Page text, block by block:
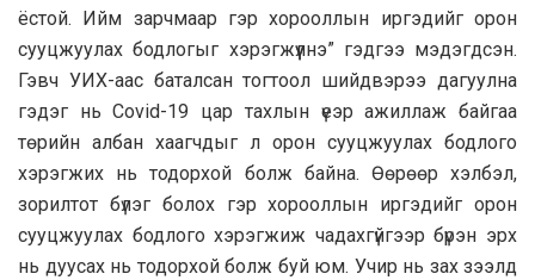
ёстой. Ийм зарчмаар гэр хорооллын иргэдийг орон
сууцжуулах бодлогыг хэрэгжүүлнэ” гэдгээ мэдэгдсэн.
Гэвч УИХ-аас баталсан тогтоол шийдвэрээ дагуулна
гэдэг нь Covid-19 цар тахлын үеэр ажиллаж байгаа
төрийн албан хаагчдыг л орон сууцжуулах бодлого
хэрэгжих нь тодорхой болж байна. Өөрөөр хэлбэл,
зорилтот бүлэг болох гэр хорооллын иргэдийг орон
сууцжуулах бодлого хэрэгжиж чадахгүйгээр бүрэн эрх
нь дуусах нь тодорхой болж буй юм. Учир нь зах зээлд